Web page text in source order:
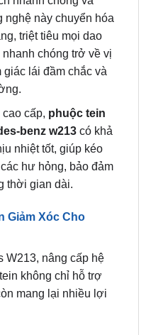
chóng trở về vị
lái đầm chắc và
cao cấp,phuộc tein
benz w213
nhiệt tốt, giúp kéo
hư hỏng, bảo đảm
thời gian dài.
Giảm Xóc Cho
nâng cấp hệ
không chỉ hỗ trợ
mang lại nhiều lợi
đường thành phố